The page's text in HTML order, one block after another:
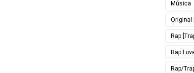
Música
Original
Rap
Rap
Rap/